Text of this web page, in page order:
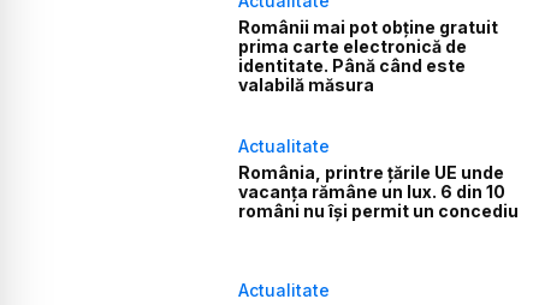
Românii mai pot obține gratuit
prima carte electronică de
identitate. Până când este
valabilă măsura
Actualitate
România, printre țările UE unde
vacanța rămâne un lux. 6 din 10
români nu își permit un concediu
Actualitate